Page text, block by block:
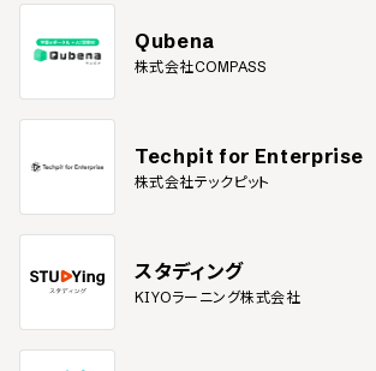
Qubena
株式会社COMPASS
Techpit for Enterprise
株式会社テックピット
スタディング
KIYOラーニング株式会社